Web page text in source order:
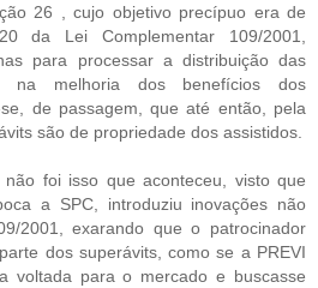
26 , cujo objetivo precípuo era de
da Lei Complementar 109/2001,
para processar a distribuição das
na melhoria dos benefícios dos
de passagem, que até então, pela
são de propriedade dos assistidos.
não foi isso que aconteceu, visto que
a SPC, introduziu inovações não
2001, exarando que o patrocinador
dos superávits, como se a PREVI
voltada para o mercado e buscasse